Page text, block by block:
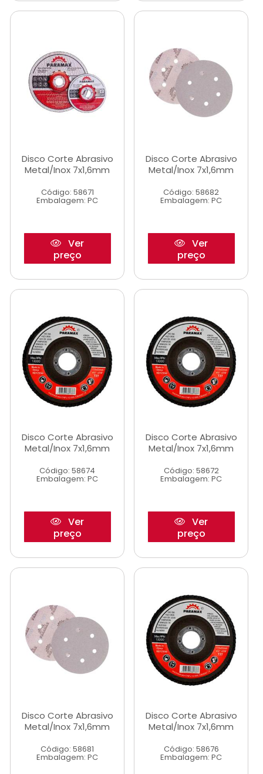
Disco Corte Abrasivo
Metal/Inox 7x1,6mm
Código: 58671
Embalagem: PC
Ver
preço
Disco Corte Abrasivo
Metal/Inox 7x1,6mm
Código: 58682
Embalagem: PC
Ver
preço
Disco Corte Abrasivo
Metal/Inox 7x1,6mm
Código: 58674
Embalagem: PC
Ver
preço
Disco Corte Abrasivo
Metal/Inox 7x1,6mm
Código: 58672
Embalagem: PC
Ver
preço
Disco Corte Abrasivo
Metal/Inox 7x1,6mm
Código: 58681
Embalagem: PC
Disco Corte Abrasivo
Metal/Inox 7x1,6mm
Código: 58676
Embalagem: PC